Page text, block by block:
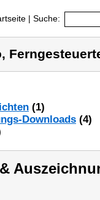
| Suche:
(1)
Downloads (4)